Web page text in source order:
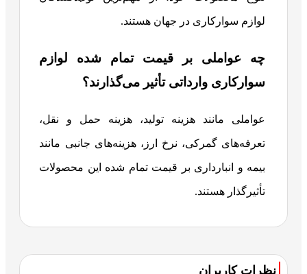
لوازم سوارکاری در جهان هستند.
چه عواملی بر قیمت تمام شده لوازم
سوارکاری وارداتی تأثیر می‌گذارند؟
عواملی مانند هزینه تولید، هزینه حمل و نقل،
تعرفه‌های گمرکی، نرخ ارز، هزینه‌های جانبی مانند
بیمه و انبارداری بر قیمت تمام شده این محصولات
تأثیرگذار هستند.
نظرات کاربران